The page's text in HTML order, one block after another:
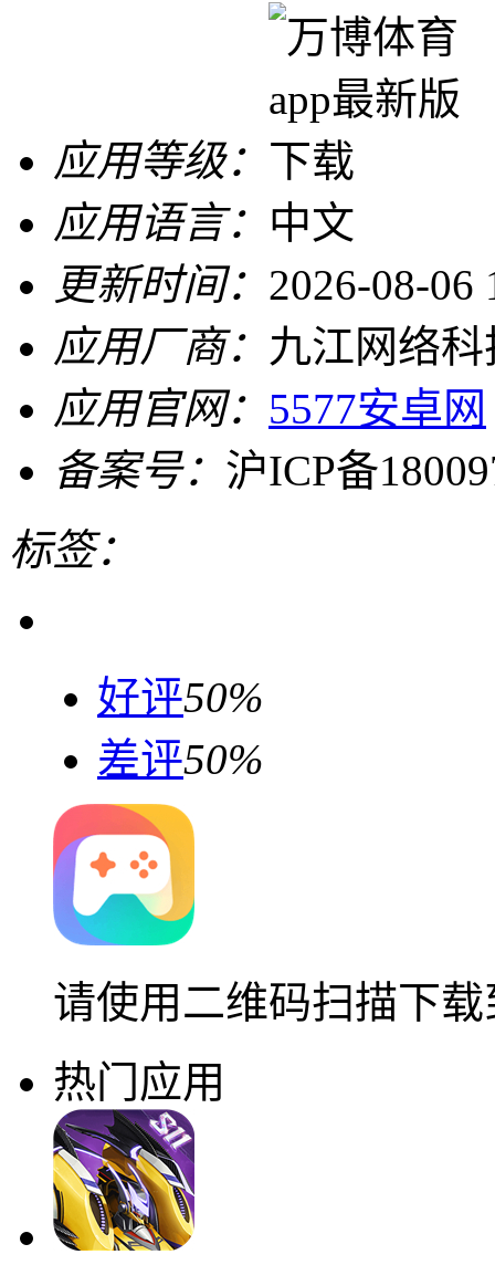
应用等级：
应用语言： 中文
更新时间： 2026-08-06
应用厂商： 九江网络
应用官网： 5577安卓网
备案号： 沪ICP备
标签：
好评50%
差评50%
请使用二维码扫描下
热门应用